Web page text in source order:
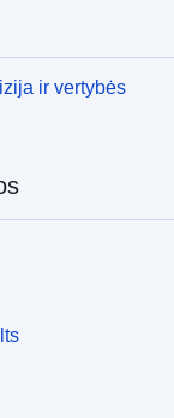
ir vertybės